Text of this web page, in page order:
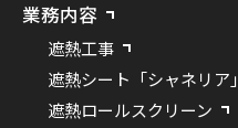
業務内容
遮熱工事
遮熱シート「シャネリア」
遮熱ロールスクリーン